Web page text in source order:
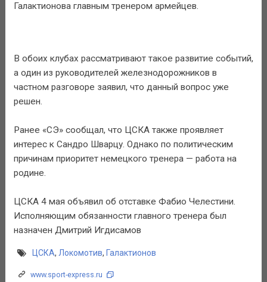
Галактионова главным тренером армейцев.
В обоих клубах рассматривают такое развитие событий,
а один из руководителей железнодорожников в
частном разговоре заявил, что данный вопрос уже
решен.
Ранее «СЭ» сообщал, что ЦСКА также проявляет
интерес к Сандро Шварцу. Однако по политическим
причинам приоритет немецкого тренера — работа на
родине.
ЦСКА 4 мая объявил об отставке Фабио Челестини.
Исполняющим обязанности главного тренера был
назначен Дмитрий Игдисамов
ЦСКА, Локомотив, Галактионов
www.sport-express.ru